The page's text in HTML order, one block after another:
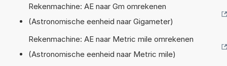
Rekenmachine: AE naar Gm omrekenen
(Astronomische eenheid naar Gigameter)
Rekenmachine: AE naar Metric mile omrekenen
(Astronomische eenheid naar Metric mile)